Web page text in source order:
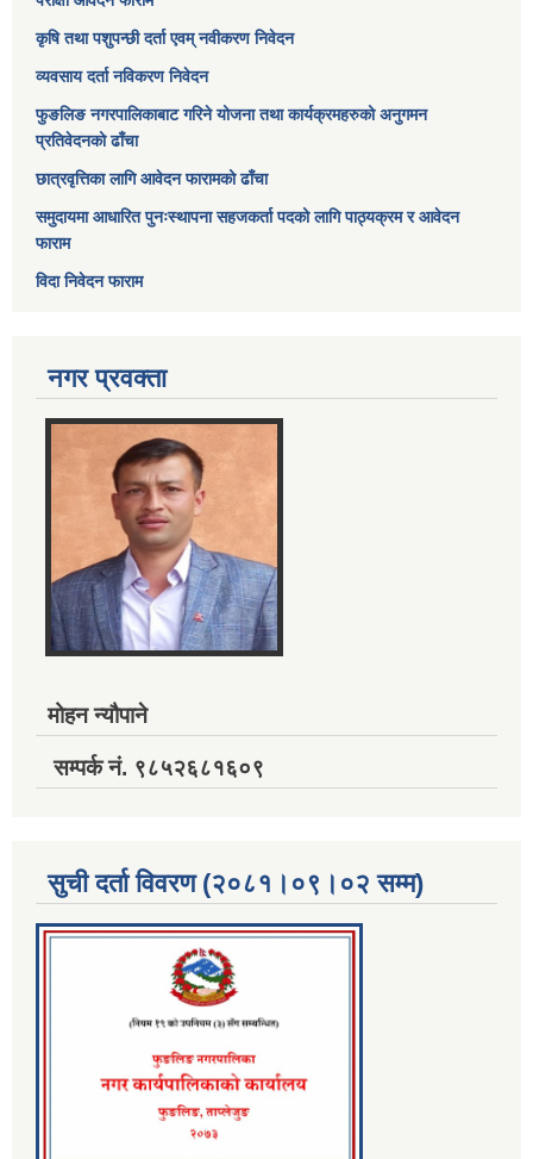
कृषि तथा पशुपन्छी दर्ता एवम् नवीकरण निवेदन
व्यवसाय दर्ता नविकरण निवेदन
फुङलिङ नगरपालिकाबाट गरिने योजना तथा कार्यक्रमहरुको अनुगमन
प्रतिवेदनको ढाँचा
छात्रवृत्तिका लागि आवेदन फारामको ढाँचा
समुदायमा आधारित पुनःस्थापना सहजकर्ता पदको लागि पाठ्यक्रम र आवेदन
फाराम
विदा निवेदन फाराम
नगर प्रवक्ता
मोहन न्यौपाने
सम्पर्क नं. ९८५२६८१६०९
सुची दर्ता विवरण (२०८१।०९।०२ सम्म)